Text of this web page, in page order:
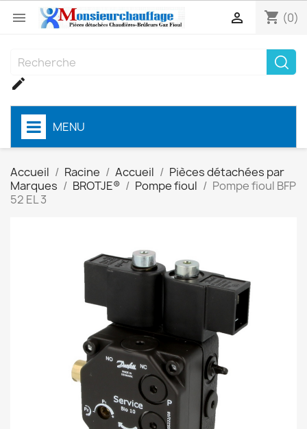
 shopping_cart (0)


MENU
Accueil Racine Accueil
Pièces détachées par
Marques
BROTJE® Pompe fioul
Pompe fioul BFP
52 EL 3